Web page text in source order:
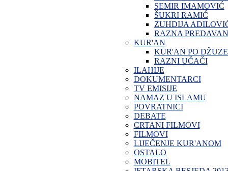
SEMIR IMAMOVIĆ
ŠUKRI RAMIĆ
ZUHDIJA
RAZNA
KUR'AN
KUR'AN PO
RAZNI UČAČI
ILAHIJE
DOKUMENTARCI
TV EMISIJE
NAMAZ U ISLAMU
POVRATNICI
DEBATE
CRTANI FILMOVI
FILMOVI
LIJEČENJE KUR'ANOM
OSTALO
MOBITEL